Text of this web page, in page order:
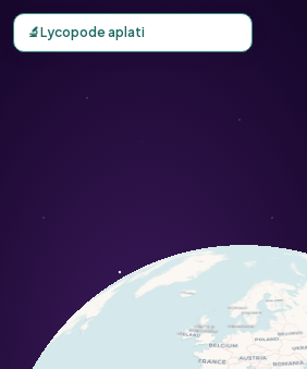
Carte d'observation du Lycopode
🔬Lycopode aplati